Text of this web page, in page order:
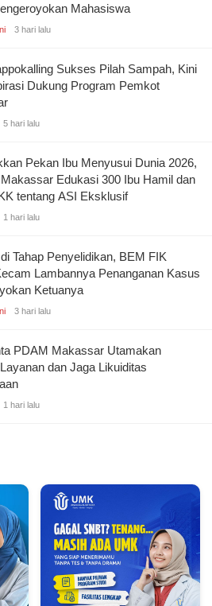
Mahasiswa
3 hari lalu
Sukses Pilah Sampah, Kini
Dukung Program Pemkot
5 hari lalu
Pekan Ibu Menyusui Dunia 2026,
Edukasi 300 Ibu Hamil dan
tentang ASI Eksklusif
1 hari lalu
Tahap Penyelidikan, BEM FIK
Lambannya Penanganan Kasus
Ketuanya
3 hari lalu
PDAM Makassar Utamakan
dan Jaga Likuiditas
1 hari lalu